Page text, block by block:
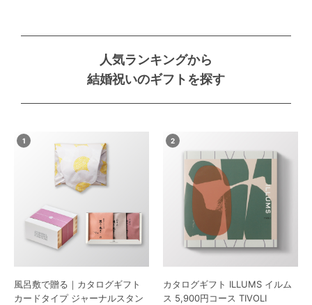
人気ランキングから
結婚祝いのギフトを探す
風呂敷で贈る｜カタログギフト
カードタイプ ジャーナルスタン
カタログギフト ILLUMS イルム
ス 5,900円コース TIVOLI